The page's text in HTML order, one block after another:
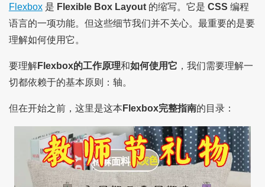
Flexbox是 Flexible Box Layout的缩写。它是 CSS 编程
语言的一项功能。但这些细节我们并不关心。最重要的是要
理解如何使用它。
要理解Flexbox的工作原理和如何使用它 ，我们需要理解一
切都依赖于的基本原则：轴。
但在开始之前，这里是这本 Flexbox完整指南的目录：